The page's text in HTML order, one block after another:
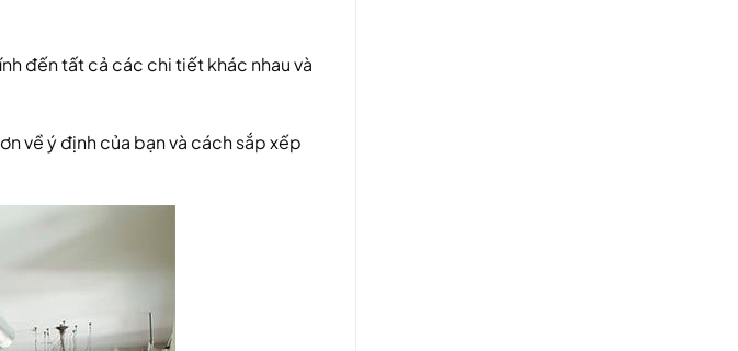
đến tất cả các chi tiết khác nhau và
về ý định của bạn và cách sắp xếp